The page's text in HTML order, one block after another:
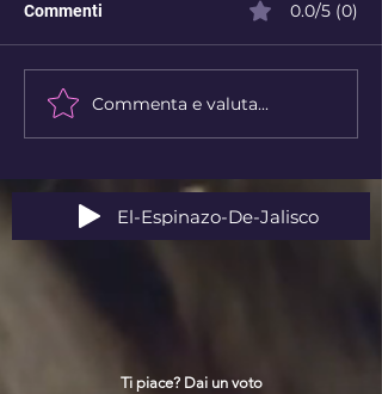
Destino o libero arbitrio?
Commenti 0.0/5 (0)
Commenta e valuta...
El-Espinazo-De-Jalisco
Ti piace? Dai un voto